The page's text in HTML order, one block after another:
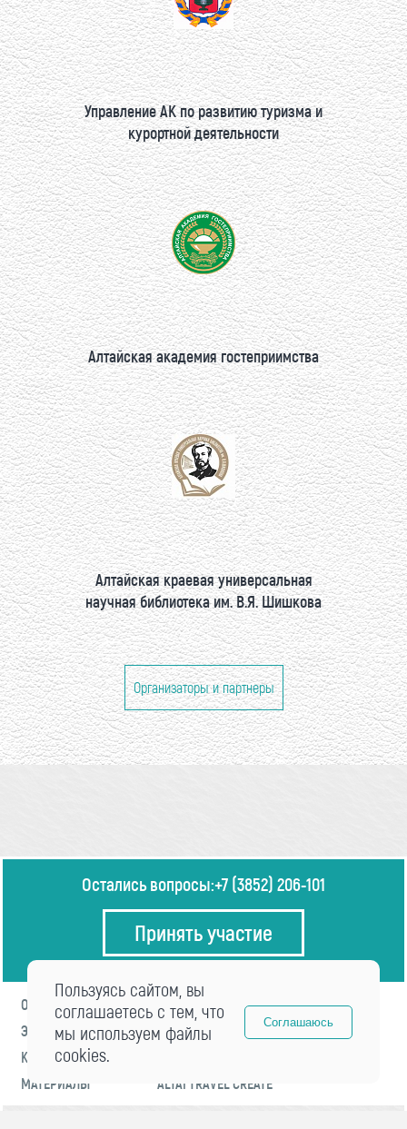
Управление АК по развитию туризма и
курортной деятельности
Алтайская академия гостеприимства
Алтайская краевая универсальная
научная библиотека им. В.Я. Шишкова
Организаторы и партнеры
Остались вопросы:+7 (3852) 206-101
Принять участие
О ФОРУМЕ
ПРОГРАММА
ЭКСПЕРТЫ
НОВОСТИ
КОНТАКТЫ
МАТЕРИАЛЫ
ALTAI TRAVEL CREATE
Пользуясь сайтом, вы
соглашаетесь с тем, что
мы используем файлы
cookies.
Соглашаюсь